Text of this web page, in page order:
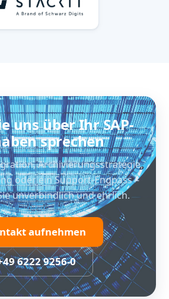
uns über Ihr SAP-
sprechen
Archivierungsstrategie,
oder ein Support-Engpass –
unverbindlich und ehrlich.
aufnehmen
6222 9256-0